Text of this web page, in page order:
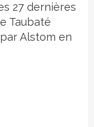
27 dernières
Taubaté
Alstom en